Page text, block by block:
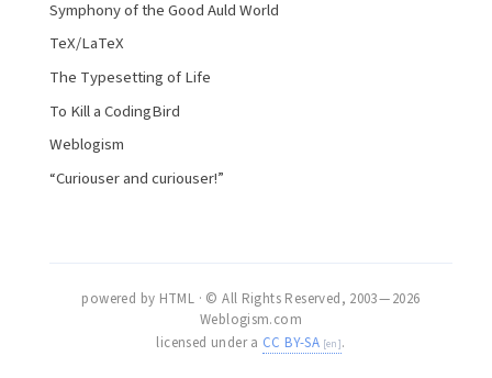
Symphony of the Good Auld World
TeX/LaTeX
The Typesetting of Life
To Kill a CodingBird
Weblogism
“Curiouser and curiouser!”
powered by HTML · © All Rights Reserved, 2003 — 2026
Weblogism.com
licensed under a CC BY-SA .